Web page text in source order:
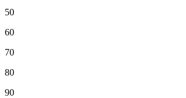
50
60
70
80
90